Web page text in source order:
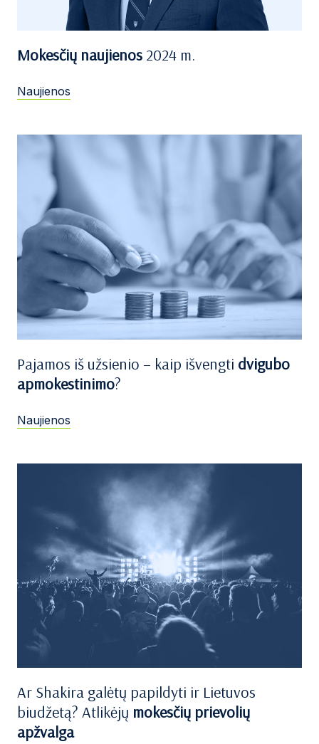
Mokesčių naujienos 2024 m.
Naujienos
Pajamos iš užsienio – kaip išvengti dvigubo
apmokestinimo?
Naujienos
Ar Shakira galėtų papildyti ir Lietuvos
biudžetą? Atlikėjų mokesčių prievolių
apžvalga